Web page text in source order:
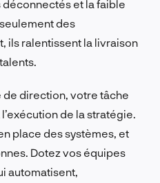
déconnectés et la faible
des
ils ralentissent la livraison
de direction, votre tâche
de la stratégie.
place des systèmes, et
Dotez vos équipes
automatisent,